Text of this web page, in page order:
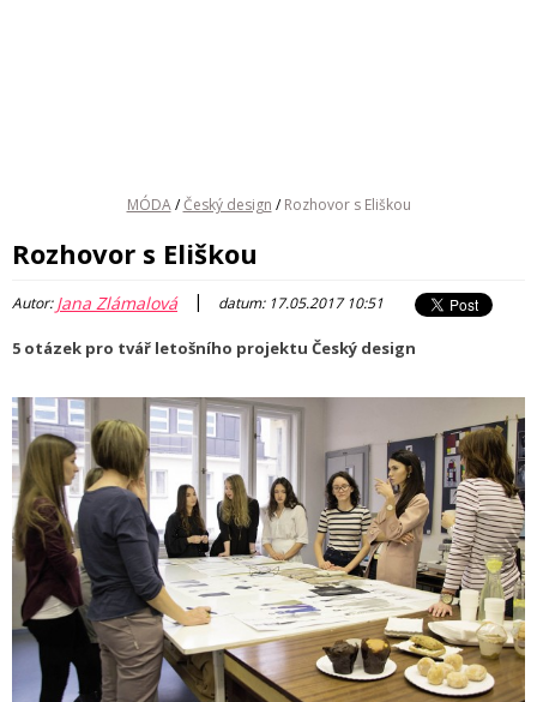
MÓDA / Český design / Rozhovor s Eliškou
Rozhovor s Eliškou
Autor:Jana Zlámalová | datum: 17.05.2017 10:51
5 otázek pro tvář letošního projektu Český design